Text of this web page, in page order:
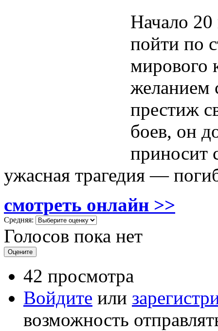
Начало
пойти по
мирового
желанием
престиж
боев, он
приносит
ужасная трагедия —
смотреть онлайн >>
Средняя:
Голосов пока нет
42 просмотра
Войдите или
возможность